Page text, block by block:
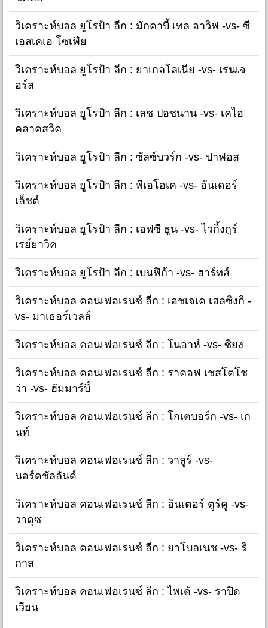
วิเคราะห์บอล ยูโรป้า ลีก : มักคาบี้ เทล อาวิฟ -vs- ซี
เอสเคเอ โซเฟีย
วิเคราะห์บอล ยูโรป้า ลีก : ยาเกลโลเนีย -vs- เรนเจ
อร์ส
วิเคราะห์บอล ยูโรป้า ลีก : เลช ปอซนาน -vs- เคไอ
คลาคสวิค
วิเคราะห์บอล ยูโรป้า ลีก : ซัลซ์บวร์ก -vs- ปาฟอส
วิเคราะห์บอล ยูโรป้า ลีก : พีเอโอเค -vs- อันเดอร์
เล็ชต์
วิเคราะห์บอล ยูโรป้า ลีก : เอฟซี ธูน -vs- ไวกิ้งกูร์
เรย์ยาวิค
วิเคราะห์บอล ยูโรป้า ลีก : เบนฟิก้า -vs- ฮาร์ทส์
วิเคราะห์บอล คอนเฟอเรนซ์ ลีก : เอชเจเค เฮลซิงกิ -
vs- มาเธอร์เวลล์
วิเคราะห์บอล คอนเฟอเรนซ์ ลีก : โนอาห์ -vs- ซิยง
วิเคราะห์บอล คอนเฟอเรนซ์ ลีก : ราคอฟ เชสโตโช
ว่า -vs- ฮัมมาร์บี้
วิเคราะห์บอล คอนเฟอเรนซ์ ลีก : โกเตบอร์ก -vs- เก
นท์
วิเคราะห์บอล คอนเฟอเรนซ์ ลีก : วาลูร์ -vs-
นอร์ดชัลลันด์
วิเคราะห์บอล คอนเฟอเรนซ์ ลีก : อินเตอร์ ตูร์คู -vs-
วาดุซ
วิเคราะห์บอล คอนเฟอเรนซ์ ลีก : ยาโบลเนช -vs- ริ
กาส
วิเคราะห์บอล คอนเฟอเรนซ์ ลีก : ไพเด้ -vs- ราปิด
เวียน